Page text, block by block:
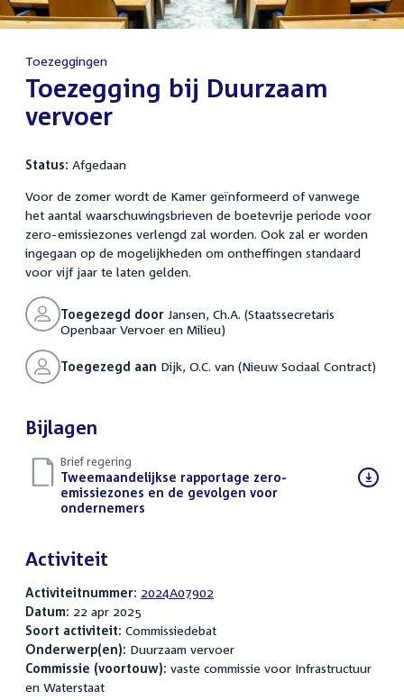
Toezeggingen
:Toezegging bij Duurzaam
vervoer
Status: Afgedaan
Voor de zomer wordt de Kamer geïnformeerd of vanwege
het aantal waarschuwingsbrieven de boetevrije periode voor
zero-emissiezones verlengd zal worden. Ook zal er worden
ingegaan op de mogelijkheden om ontheffingen standaard
voor vijf jaar te laten gelden.
Toegezegd doorJansen, Ch.A. (Staatssecretaris
Openbaar Vervoer en Milieu)
Toegezegd aan Dijk, O.C. van (Nieuw Sociaal Contract)
Bijlagen
Brief regering
Download
bestand:
Tweemaandelijkse rapportage zero-
emissiezones en de gevolgen voor
ondernemers
Activiteit
Activiteitnummer: 2024A07902
Datum: 22 apr 2025
Soort activiteit: Commissiedebat
Onderwerp(en): Duurzaam vervoer
Commissie (voortouw): vaste commissie voor Infrastructuur
en Waterstaat